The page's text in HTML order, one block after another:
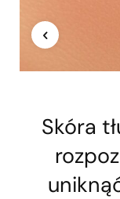
Skóra